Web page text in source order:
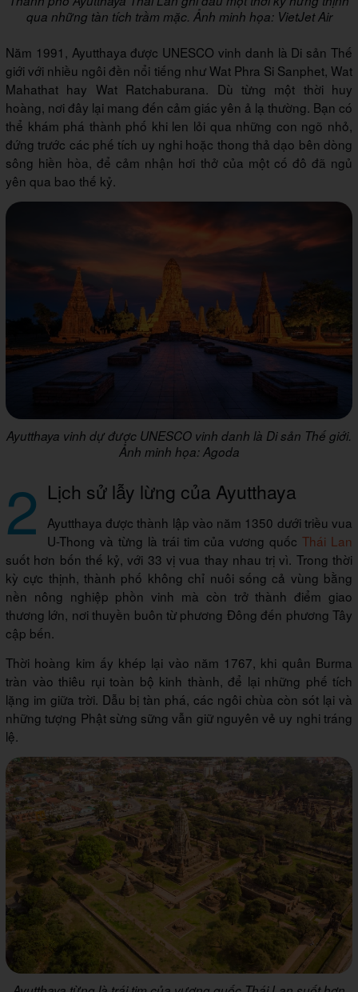
qua những tàn tích trầm mặc. Ảnh minh họa: VietJet Air
Năm 1991, Ayutthaya được UNESCO vinh danh là Di sản Thế
giới với nhiều ngôi đền nổi tiếng như Wat Phra Si Sanphet, Wat
Mahathat hay Wat Ratchaburana. Dù từng một thời huy
hoàng, nơi đây lại mang đến cảm giác yên ả lạ thường. Bạn có
thể khám phá thành phố khi len lỏi qua những con ngõ nhỏ,
đứng trước các phế tích uy nghi hoặc thong thả dạo bên dòng
sông hiền hòa, để cảm nhận hơi thở của một cố đô đã ngủ
yên qua bao thế kỷ.
Ayutthaya vinh dự được UNESCO vinh danh là Di sản Thế giới.
Ảnh minh họa: Agoda
2 Lịch sử lẫy lừng của Ayutthaya
Ayutthaya được thành lập vào năm 1350 dưới triều vua
U-Thong và từng là trái tim của vương quốcThái Lan
suốt hơn bốn thế kỷ, với 33 vị vua thay nhau trị vì. Trong thời
kỳ cực thịnh, thành phố không chỉ nuôi sống cả vùng bằng
nền nông nghiệp phồn vinh mà còn trở thành điểm giao
thương lớn, nơi thuyền buôn từ phương Đông đến phương Tây
cập bến.
Thời hoàng kim ấy khép lại vào năm 1767, khi quân Burma
tràn vào thiêu rụi toàn bộ kinh thành, để lại những phế tích
lặng im giữa trời. Dẫu bị tàn phá, các ngôi chùa còn sót lại và
những tượng Phật sừng sững vẫn giữ nguyên vẻ uy nghi tráng
lệ.